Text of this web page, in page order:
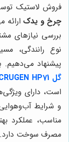
فروش لاستیک
چرخ و یدکارائه
بررسی نیازهای
نوع رانندگی،
پیشنهاد می‌دهیم.
گل CRUGEN HP71
است، دارای
و شرایط
مناسب، عملکرد
مصرف سوخت دارد.